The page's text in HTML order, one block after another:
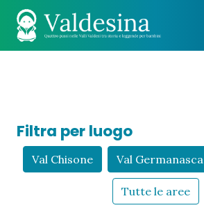
Filtra per luogo
Val Chisone Val Germanasca
Tutte le aree